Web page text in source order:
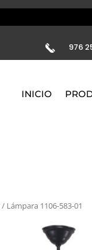
976
INICIO
/ Lámpara 1106-583-01